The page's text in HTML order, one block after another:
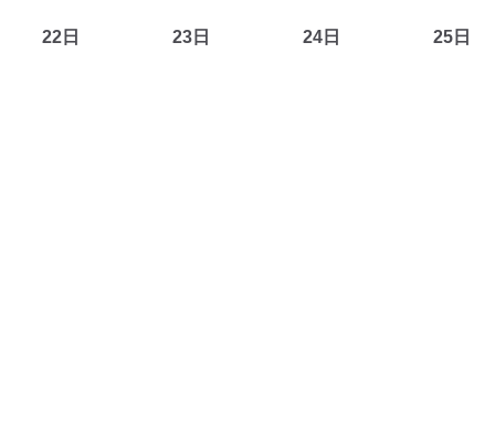
22日 23日 24日 25日